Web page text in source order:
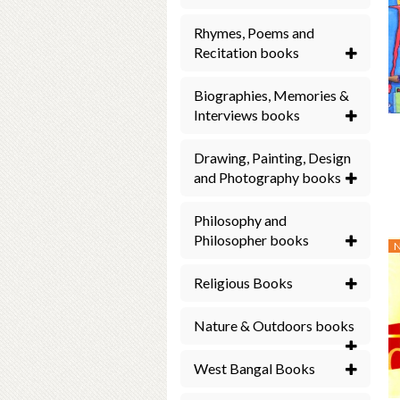
Rhymes, Poems and
Recitation books
Biographies, Memories &
Interviews books
Drawing, Painting, Design
and Photography books
Philosophy and
Philosopher books
Religious Books
Nature & Outdoors books
West Bangal Books